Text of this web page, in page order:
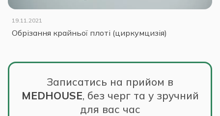
19.11.2021
Обрізання крайньої плоті (циркумцизія)
Записатись на прийом в
MEDHOUSE, без черг та у зручний
для вас час